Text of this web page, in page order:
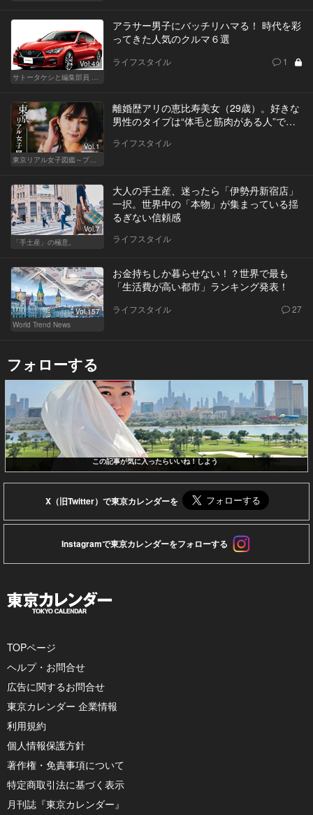
Vol.49
アラサー男子にバッチリハマる！ 時代を彩
ってきた人気のクルマ６選
ライフスタイル 1
Vol.1
離婚歴アリの恵比寿美女（29歳）。好きな
男性のタイプは“体毛と筋肉がある人”で…
ライフスタイル
Vol.7
「手土産」の極意。
大人の手土産、迷ったら「伊勢丹新宿店」
一択。世界中の「本物」が集まっている揺
るぎない信頼感
ライフスタイル
Vol.157
World Trend News
お金持ちしか暮らせない！？世界で最も
「生活費が高い都市」ランキング発表！
ライフスタイル 27
フォローする
この記事が気に入ったらいいね！しよう
X（旧Twitter）で東京カレンダーを
Instagramで東京カレンダーをフォローする
TOPページ
ヘルプ・お問合せ
広告に関するお問合せ
東京カレンダー 企業情報
利用規約
個人情報保護方針
著作権・免責事項について
特定商取引法に基づく表示
月刊誌『東京カレンダー』